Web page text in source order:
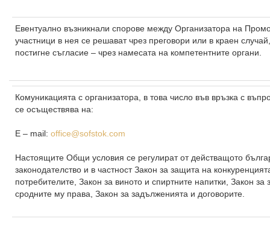
Евентуално възникнали спорове между Организатора на
участници в нея се решават чрез преговори или в краен
постигне съгласие – чрез намесата на компетентните органи.
Комуникацията с организатора, в това число във връзка с
се осъществява на:
Е – mail: office@sofstok.com
Настоящите Общи условия се регулират от действащото
законодателство и в частност Закон за защита на
потребителите, Закон за виното и спиртните напитки, Закон
сродните му права, Закон за задълженията и договорите.